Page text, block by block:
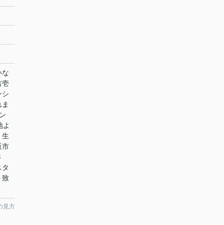
な
壱
シ
よ
生
市
致
見方